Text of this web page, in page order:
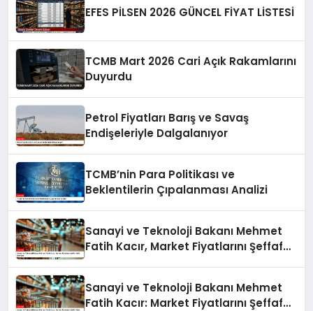
EFES PİLSEN 2026 GÜNCEL FİYAT LİSTESİ
TCMB Mart 2026 Cari Açık Rakamlarını
Duyurdu
Petrol Fiyatları Barış ve Savaş
Endişeleriyle Dalgalanıyor
TCMB’nin Para Politikası ve
Beklentilerin Çıpalanması Analizi
Sanayi ve Teknoloji Bakanı Mehmet
Fatih Kacır, Market Fiyatlarını Şeffaf
Sanayi ve Teknoloji Bakanı Mehmet
Fatih Kacır: Market Fiyatlarını Şeffaf